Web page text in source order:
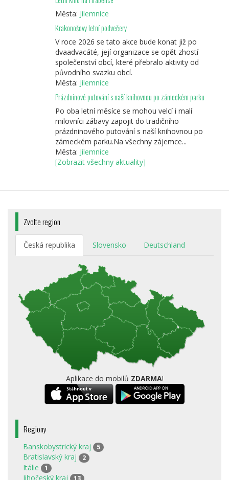
Města: Jilemnice
Krakonošovy letní podvečery
V roce 2026 se tato akce bude konat již po
dvaadvacáté, její organizace se opět zhostí
společenství obcí, které přebralo aktivity od
původního svazku obcí.
Města: Jilemnice
Prázdninové putování s naší knihovnou po zámeckém parku
Po oba letní měsíce se mohou velcí i malí
milovníci zábavy zapojit do tradičního
prázdninového putování s naší knihovnou po
zámeckém parku.Na všechny zájemce...
Města: Jilemnice
[Zobrazit všechny aktuality]
Zvolte region
Česká republika Slovensko Deutschland
Aplikace do mobilů ZDARMA!
Regiony
Banskobystrický kraj 5
Bratislavský kraj 2
Itálie 1
Jihočeský kraj 13